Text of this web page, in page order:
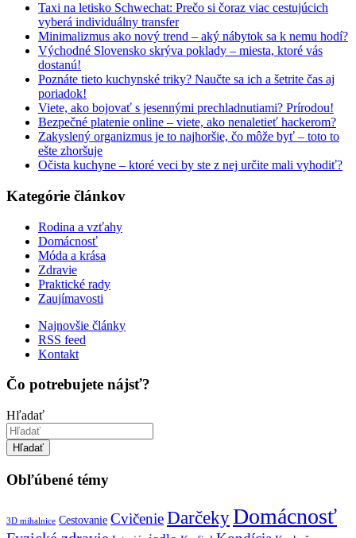
Taxi na letisko Schwechat: Prečo si čoraz viac cestujúcich
vyberá individuálny transfer
Minimalizmus ako nový trend – aký nábytok sa k nemu hodí?
Východné Slovensko skrýva poklady – miesta, ktoré vás
dostanú!
Poznáte tieto kuchynské triky? Naučte sa ich a šetrite čas aj
poriadok!
Viete, ako bojovať s jesennými prechladnutiami? Prírodou!
Bezpečné platenie online – viete, ako nenaletieť hackerom?
Zakyslený organizmus je to najhoršie, čo môže byť – toto to
ešte zhoršuje
Očista kuchyne – ktoré veci by ste z nej určite mali vyhodiť?
Kategórie článkov
Rodina a vzťahy
Domácnosť
Móda a krása
Zdravie
Praktické rady
Zaujímavosti
Najnovšie články
RSS feed
Kontakt
Čo potrebujete nájsť?
Hľadať
Hľadať
Obľúbené témy
3D mihalnice Cestovanie CvičenieDarčekyDomácnosť